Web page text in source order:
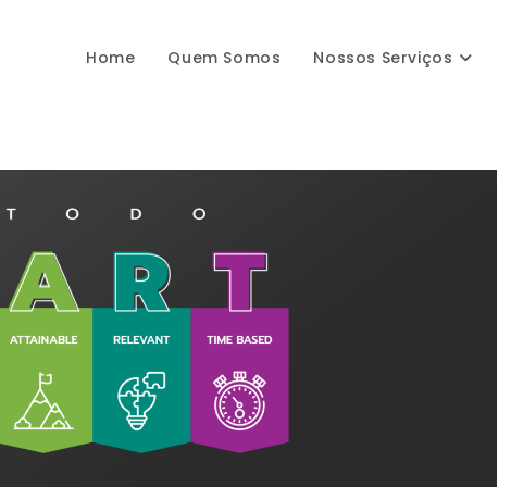
Home Quem Somos Nossos Serviços